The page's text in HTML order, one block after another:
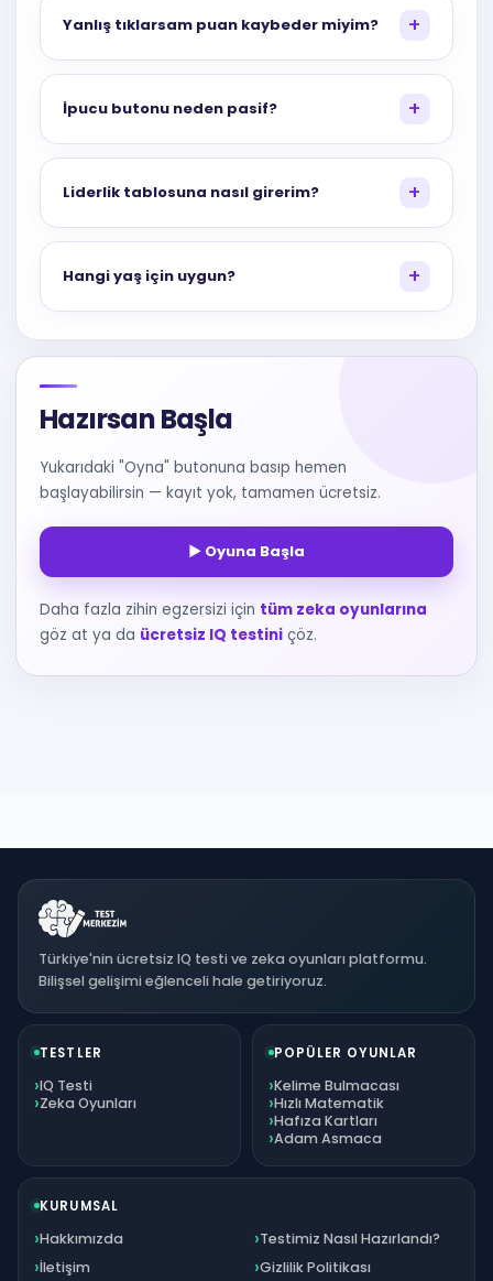
Yanlış tıklarsam puan kaybeder miyim?
İpucu butonu neden pasif?
Liderlik tablosuna nasıl girerim?
Hangi yaş için uygun?
Hazırsan Başla
Yukarıdaki "Oyna" butonuna basıp hemen
başlayabilirsin — kayıt yok, tamamen ücretsiz.
▶ Oyuna Başla
Daha fazla zihin egzersizi için tüm zeka oyunlarına
göz at ya da ücretsiz IQ testini çöz.
Türkiye'nin ücretsiz IQ testi ve zeka oyunları platformu.
Bilişsel gelişimi eğlenceli hale getiriyoruz.
TESTLER
IQ Testi
Zeka Oyunları
POPÜLER OYUNLAR
Kelime Bulmacası
Hızlı Matematik
Hafıza Kartları
Adam Asmaca
KURUMSAL
Hakkımızda
Testimiz Nasıl Hazırlandı?
İletişim
Gizlilik Politikası